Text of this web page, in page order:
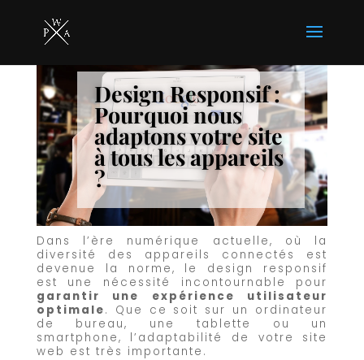
Design Responsif :
Pourquoi nous
adaptons votre site
à tous les appareils
?
Dans l’ère numérique actuelle, où la
diversité des appareils connectés est
devenue la norme, le design responsif
est une nécessité incontournable pour
garantir une expérience utilisateur
optimale. Que ce soit sur un ordinateur
de bureau, une tablette ou un
smartphone, l’adaptabilité de votre site
web est très importante.